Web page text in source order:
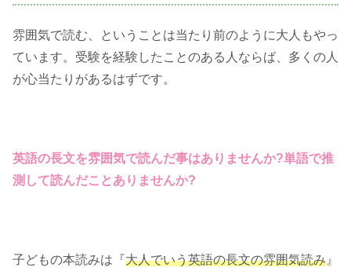
雰囲気で読む、ということは当たり前のように大人もやっ
ています。受験を経験したことのある人ならば、多くの人
が心当たりがあるはずです。
英語の長文を雰囲気で読んだ事はありませんか?単語で推
測して読んだことありませんか?
子どもの本読みは『大人でいう英語の長文の雰囲気読み 』